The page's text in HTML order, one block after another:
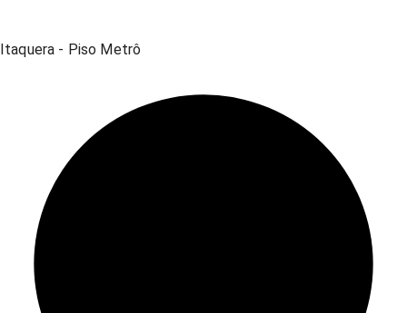
Itaquera - Piso Metrô